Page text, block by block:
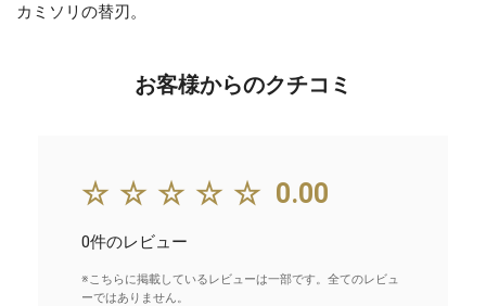
カミソリの替刃。
お客様からのクチコミ
☆☆☆☆☆ 0.00
0件のレビュー
※こちらに掲載しているレビューは一部です。全てのレビュ
ーではありません。